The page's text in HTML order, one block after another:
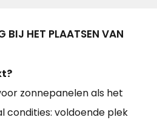
BIJ HET PLAATSEN VAN
zonnepanelen als het
condities: voldoende plek